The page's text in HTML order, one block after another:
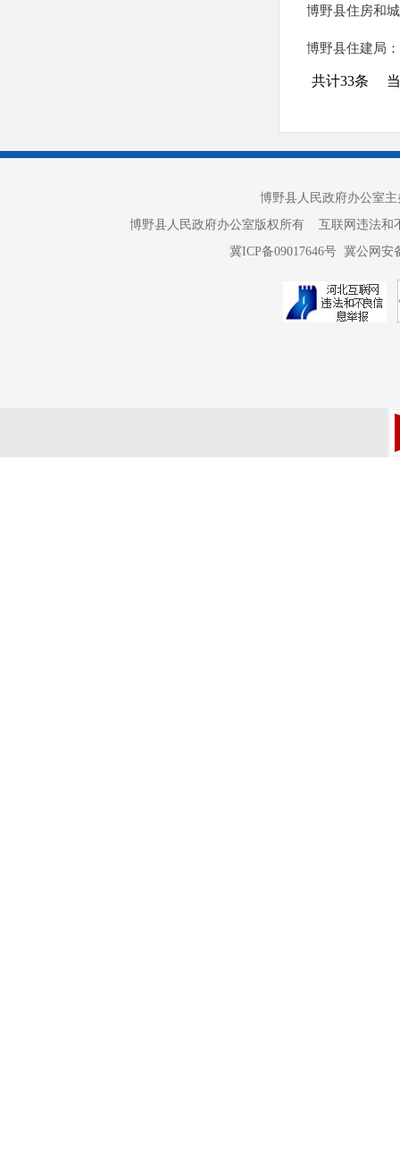
博野县住房和
博野县住建局
共计33条
博野县人民政府办公室
博野县人民政府办公室版权所有 互联网违法和不
冀ICP备09017646号 冀公网安